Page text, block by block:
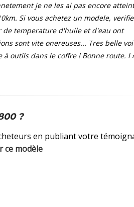
je ne les ai pas encore
Si vous achetez un modele,
temperature d'huile et d'eau ont
sont vite onereuses... Tres belle
outils dans le coffre ! Bonne route. l
?
en publiant votre
ce modèle